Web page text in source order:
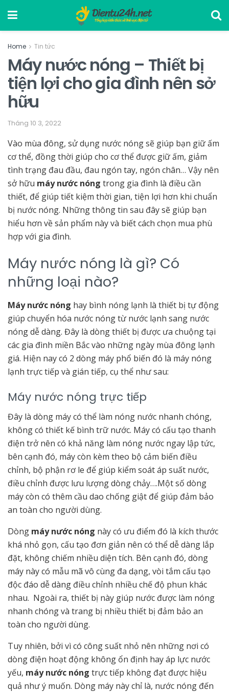
Home Tin tức
Máy nước nóng – Thiết bị
tiện lợi cho gia đình nên sở
hữu
Tháng 10 3, 2022
Vào mùa đông, sử dụng nước nóng sẽ giúp bạn giữ ấm
cơ thể, đồng thời giúp cho cơ thể được giữ ấm, giảm
tình trạng đau đầu, đau ngón tay, ngón chân… Vậy nên
sở hữu máy nước nóng trong gia đình là điều cần
thiết, để giúp tiết kiệm thời gian, tiện lợi hơn khi chuẩn
bị nước nóng. Những thông tin sau đây sẽ giúp bạn
hiểu hơn về sản phẩm này và biết cách chọn mua phù
hợp với gia đình.
Máy nước nóng là gì? Có
những loại nào?
Máy nước nóng hay bình nóng lạnh là thiết bị tự động
giúp chuyển hóa nước nóng từ nước lạnh sang nước
nóng dễ dàng. Đây là dòng thiết bị được ưa chuộng tại
các gia đình miền Bắc vào những ngày mùa đông lạnh
giá. Hiện nay có 2 dòng máy phổ biến đó là máy nóng
lạnh trực tiếp và gián tiếp, cụ thể như sau:
Máy nước nóng trực tiếp
Đây là dòng máy có thể làm nóng nước nhanh chóng,
không có thiết kế bình trữ nước. Máy có cấu tạo thanh
điện trở nên có khả năng làm nóng nước ngay lập tức,
bên cạnh đó, máy còn kèm theo bộ cảm biến điều
chỉnh, bộ phận rơ le để giúp kiểm soát áp suất nước,
điều chỉnh được lưu lượng dòng chảy….Một số dòng
máy còn có thêm cầu dao chống giật để giúp đảm bảo
an toàn cho người dùng.
Dòng máy nước nóng này có ưu điểm đó là kích thước
khá nhỏ gọn, cấu tạo đơn giản nên có thể dễ dàng lắp
đặt, không chiếm nhiều diện tích. Bên cạnh đó, dòng
máy này có mẫu mã vô cùng đa dạng, vòi tắm cấu tạo
độc đáo dễ dàng điều chỉnh nhiều chế độ phun khác
nhau. Ngoài ra, thiết bị này giúp nước được làm nóng
nhanh chóng và trang bị nhiều thiết bị đảm bảo an
toàn cho người dùng.
Tuy nhiên, bởi vì có công suất nhỏ nên những nơi có
dòng điện hoạt động không ổn định hay áp lực nước
yếu, máy nước nóng trực tiếp không đạt được hiệu
quả như ý muốn. Dòng máy này chỉ là, nước nóng đến